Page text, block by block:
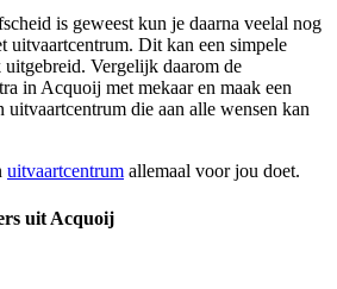
is geweest kun je daarna veelal nog
uitvaartcentrum. Dit kan een simpele
Vergelijk daarom de
in Acquoij met mekaar en maak een
uitvaartcentrum die aan alle wensen kan
uitvaartcentrum allemaal voor jou doet.
uit Acquoij